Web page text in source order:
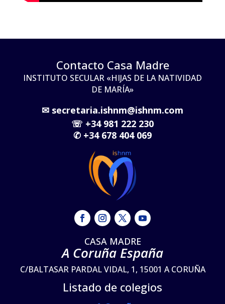
Contacto Casa Madre
INSTITUTO SECULAR «HIJAS DE LA NATIVIDAD
DE MARÍA»
✉ secretaria.ishnm@ishnm.com
☏ +34 981 222 230
✆ +34 678 404 069
CASA MADRE
A Coruña España
C/BALTASAR PARDAL VIDAL, 1, 15001 A CORUÑA
Listado de colegios